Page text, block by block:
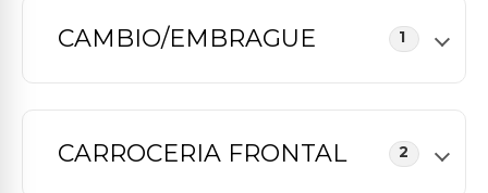
CAMBIO/EMBRAGUE 1
CARROCERIA FRONTAL 2